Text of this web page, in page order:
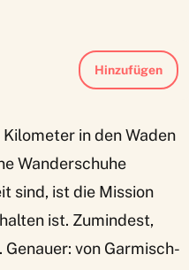
Hinzufügen
in den Waden
Wanderschuhe
sind, ist die Mission
ist. Zumindest,
Genauer: von Garmisch-